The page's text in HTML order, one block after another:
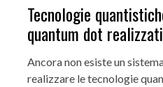
Tecnologie
quantum dot
Ancora non esiste un
realizzare le tecnologie